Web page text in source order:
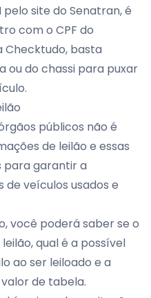
site do Senatran, é
com o CPF do
Checktudo, basta
ou do chassi para puxar
públicos não é
de leilão e essas
para garantir a
de veículos usados e
você poderá saber se o
qual é a possível
ao ser leiloado e a
de tabela.